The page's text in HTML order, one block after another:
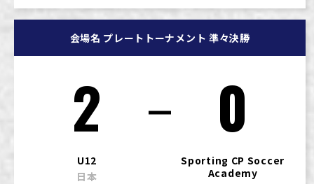
会場名 プレートトーナメント 準々決勝
2
U12
日本
0
Sporting CP Soccer
Academy